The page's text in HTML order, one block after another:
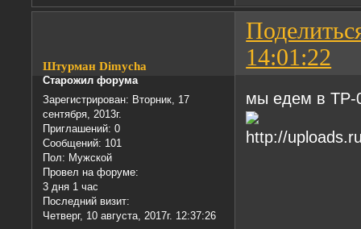
14:01:22
Штурман Dimychа
Старожил форума
Зарегистрирован: Вторник, 17
сентября, 2013г.
Приглашений: 0
Сообщений: 101
Пол: Мужской
Провел на форуме:
3 дня 1 час
Последний визит:
Четверг, 10 августа, 2017г. 12:37:26
мы едем в ТР-